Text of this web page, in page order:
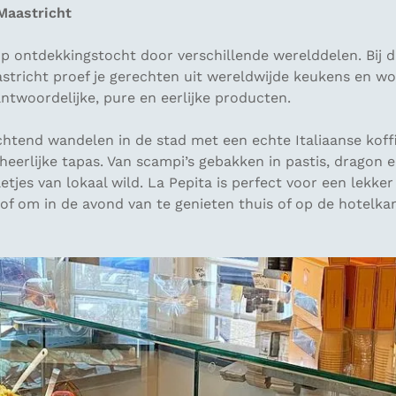
ontdekkingstocht door verschillende werelddelen. Bij
proef je gerechten uit wereldwijde keukens en
pure en eerlijke producten.
wandelen in de stad met een echte Italiaanse
tapas. Van scampi’s gebakken in pastis, dragon
van lokaal wild. La Pepita is perfect voor een
om in de avond van te genieten thuis of op de